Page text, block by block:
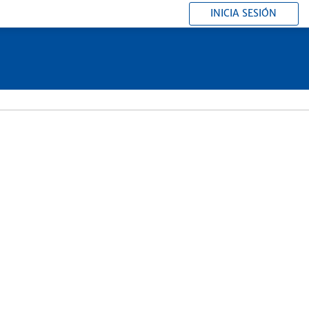
INICIA SESIÓN